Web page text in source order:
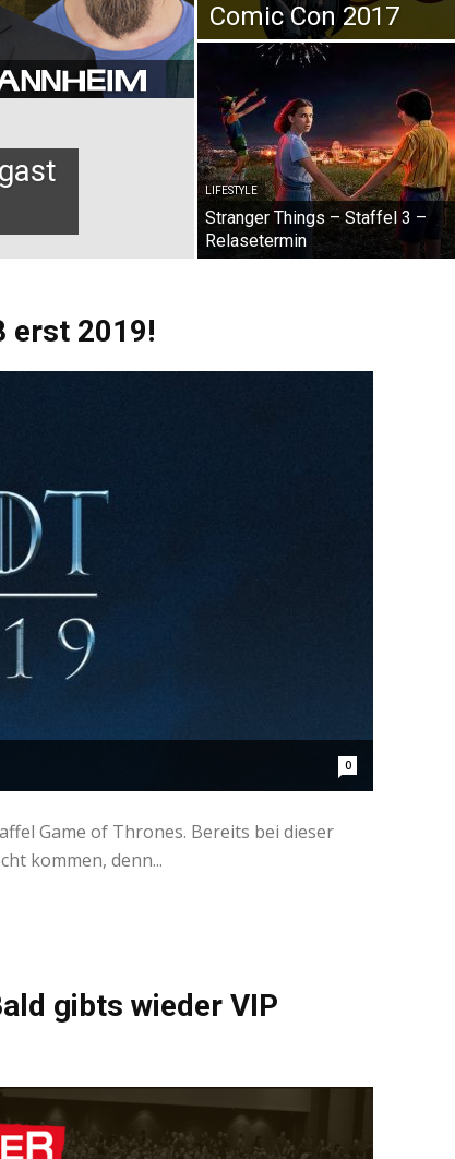
Comic Con 2017
LIFESTYLE
Stranger Things – Staffel 3 –
Relasetermin
erst 2019!
0
Game of Thrones. Bereits bei dieser
kommen, denn...
gibts wieder VIP